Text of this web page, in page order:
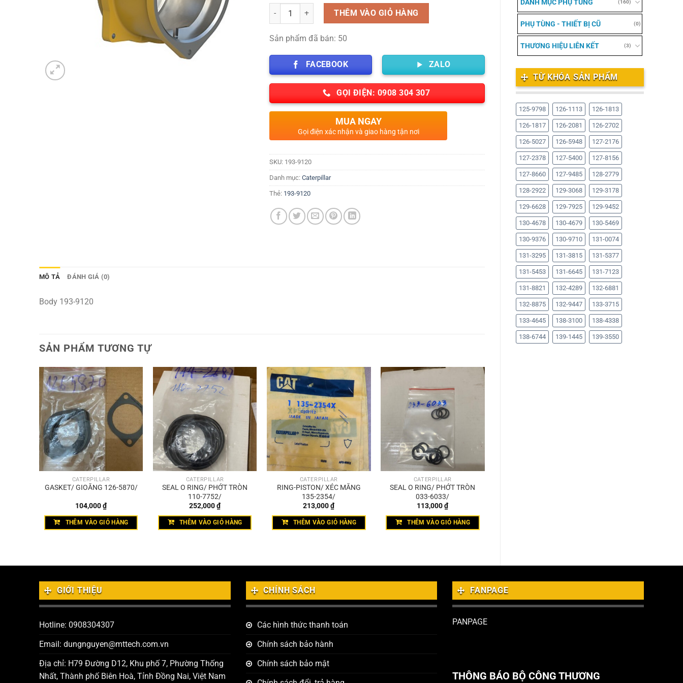
DANH MỤC PHỤ TÙNG (160)
PHỤ TÙNG - THIẾT BỊ CŨ (0)
THƯƠNG HIỆU LIÊN KẾT (3)
TỪ KHÓA SẢN PHẨM
125-9798 126-1113 126-1813
126-1817 126-2081 126-2702
126-5027 126-5948 127-2176
127-2378 127-5400 127-8156
127-8660 127-9485 128-2779
128-2922 129-3068 129-3178
129-6628 129-7925 129-9452
130-4678 130-4679 130-5469
130-9376 130-9710 131-0074
131-3295 131-3815 131-5377
131-5453 131-6645 131-7123
131-8821 132-4289 132-6881
132-8875 132-9447 133-3715
133-4645 138-3100 138-4338
138-6744 139-1445 139-3550
Số lượng THÊM VÀO GIỎ HÀNG
Sản phẩm đã bán: 50
FACEBOOK ZALO
GỌI ĐIỆN: 0908 304 307
MUA NGAY
Gọi điện xác nhận và giao hàng tận nơi
SKU: 193-9120
Danh mục:Caterpillar
Thẻ: 193-9120
MÔ TẢ ĐÁNH GIÁ (0)
Body 193-9120
SẢN PHẨM TƯƠNG TỰ
CATERPILLAR
GASKET/ GIOĂNG 126-5870/
104,000₫
THÊM VÀO GIỎ HÀNG
CATERPILLAR
SEAL O RING/ PHỚT TRÒN
110-7752/
252,000₫
THÊM VÀO GIỎ HÀNG
CATERPILLAR
RING-PISTON/ XÉC MĂNG
135-2354/
213,000₫
THÊM VÀO GIỎ HÀNG
CATERPILLAR
SEAL O RING/ PHỚT TRÒN
033-6033/
113,000₫
THÊM VÀO GIỎ HÀNG
GIỚI THIỆU
Hotline: 0908304307
Email: dungnguyen@mttech.com.vn
Địa chỉ: H79 Đường D12, Khu phố 7, Phường Thống
Nhất, Thành phố Biên Hoà, Tỉnh Đồng Nai, Việt Nam
CHÍNH SÁCH
Các hình thức thanh toán
Chính sách bảo hành
Chính sách bảo mật
FANPAGE
PANPAGE
THÔNG BÁO BỘ CÔNG THƯƠNG